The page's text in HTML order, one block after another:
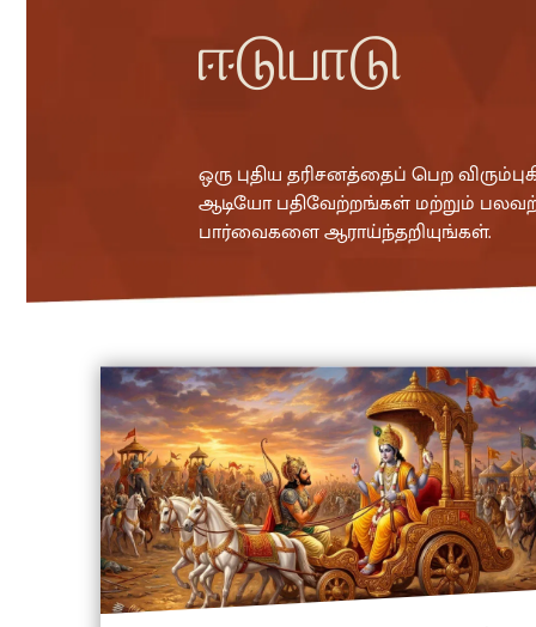
ஈடுபாடு
ஒரு புதிய தரிசனத்தைப் பெற
ஆடியோ பதிவேற்றங்கள் மற்றும்
பார்வைகளை ஆராய்ந்தறியுங்கள்.